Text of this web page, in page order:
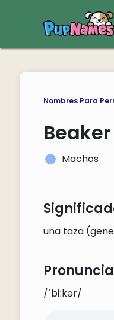
Nombres Para
Beaker
Machos
una taza
/ˈbiːkər/